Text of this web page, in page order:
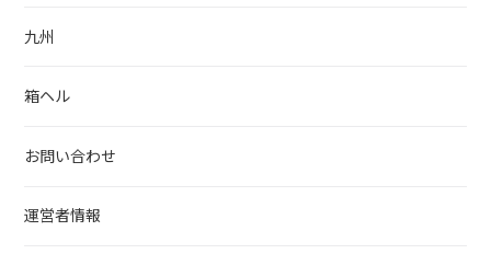
九州
箱ヘル
お問い合わせ
運営者情報